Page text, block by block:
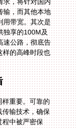
重要。可靠的
输技术，确保
程中被严密保
实时保障和专
连接问题，能
时的支持，快
决，不让任何